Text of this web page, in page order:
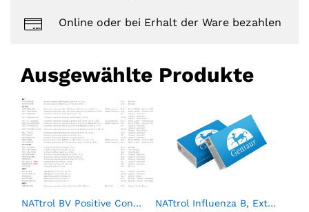
Online oder bei Erhalt der Ware bezahlen
Ausgewählte Produkte
NATtrol BV Positive Control (6 X 0.15mL) NATtrol Influenza B, External Run Control, Low (6 X 1 mL)